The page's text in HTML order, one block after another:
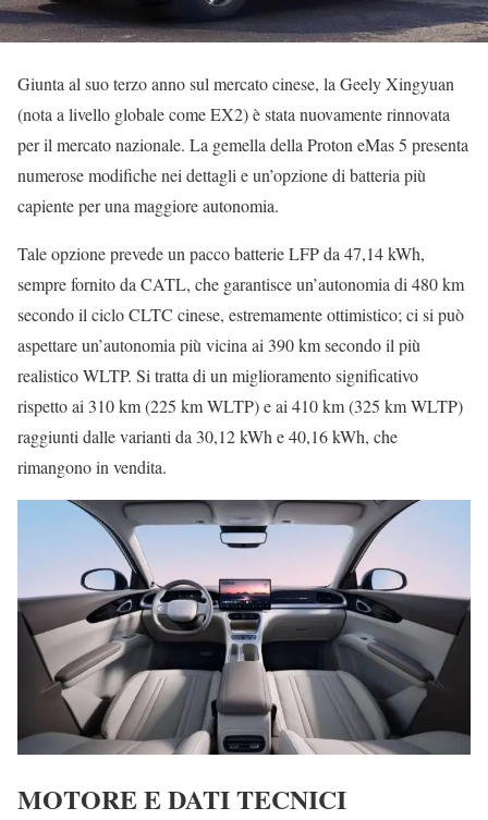
Giunta al suo terzo anno sul mercato cinese, la Geely Xingyuan
(nota a livello globale come EX2) è stata nuovamente rinnovata
per il mercato nazionale. La gemella della Proton eMas 5 presenta
numerose modifiche nei dettagli e un’opzione di batteria più
capiente per una maggiore autonomia.
Tale opzione prevede un pacco batterie LFP da 47,14 kWh,
sempre fornito da CATL, che garantisce un’autonomia di 480 km
secondo il ciclo CLTC cinese, estremamente ottimistico; ci si può
aspettare un’autonomia più vicina ai 390 km secondo il più
realistico WLTP. Si tratta di un miglioramento significativo
rispetto ai 310 km (225 km WLTP) e ai 410 km (325 km WLTP)
raggiunti dalle varianti da 30,12 kWh e 40,16 kWh, che
rimangono in vendita.
MOTORE E DATI TECNICI